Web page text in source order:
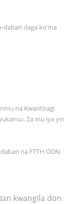
daban daga ko'ina
na Kwantiragi
Za mu iya yin
na FTTH ODN.
kwangila don